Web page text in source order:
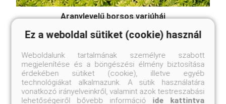
Aranylevelű borsos varjúháj
1 950 Ft
1 750 Ft
Kosárba
Ez a weboldal sütiket (cookie) használ
Weboldalunk tartalmának személyre szabott
megjelenítése és a böngészési élmény biztosítása
érdekében sütiket (cookie), illetve egyéb
technológiákat alkalmazunk. A sütik használatára
vonatkozó irányelveinkről, valamint azok testreszabási
lehetőségeiről bővebb információ ide kattintva